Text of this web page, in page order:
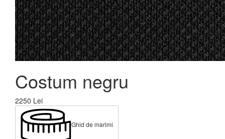
Costum negru
2250 Lei
Ghid de marimi